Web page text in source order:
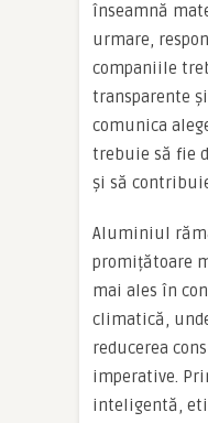
înseamnă
urmare,
companiile
transparente
comunica
trebuie să fie
și să
Aluminiul
promițătoare
mai ales în
climatică,
reducerea
imperative.
inteligentă,